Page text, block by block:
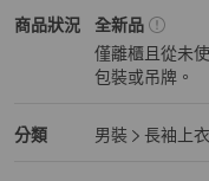
✅我們重視您的購物體驗
商品狀況
Thom Browne男裝商品狀
全新品
僅離櫃且從未
包裝或吊牌。
分類
Thom Browne男裝分類資訊
男裝
長袖上衣